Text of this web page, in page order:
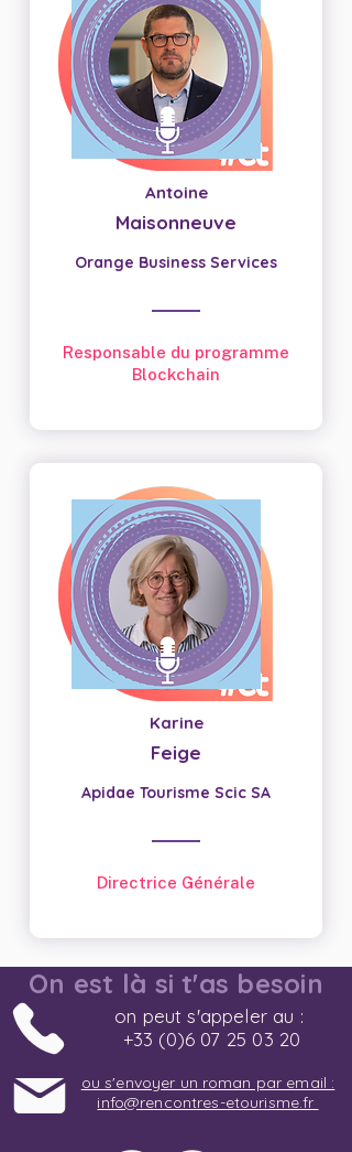
Antoine
Maisonneuve
Orange Business Services
Responsable du programme
Blockchain
Karine
Feige
Apidae Tourisme Scic SA
Directrice Générale
On est là si t'as besoin
on peut s'appeler au :
+33 (0)6 07 25 03 20
ou s'envoyer un roman par email :
info@rencontres-etourisme.fr